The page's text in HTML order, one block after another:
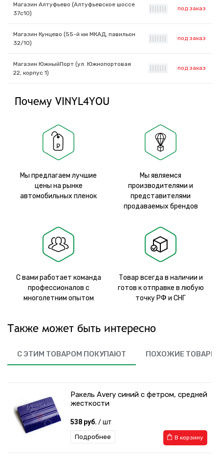
Магазин Алтуфьево (Алтуфьевское шоссе
37с10)
под заказ
Магазин Кунцево (55-й км МКАД, павильон
32/10)
под заказ
Магазин ЮжныйПорт (ул. Южнопортовая
22, корпус 1)
под заказ
Почему VINYL4YOU
Мы предлагаем лучшие
цены на рынке
автомобильных пленок
Мы являемся
производителями и
представителями
продаваемых брендов
С вами работает команда
профессионалов с
многолетним опытом
Товар всегда в наличии и
готов к отправке в любую
точку РФ и СНГ
Также может быть интересно
С ЭТИМ ТОВАРОМ ПОКУПАЮТ ПОХОЖИЕ ТОВАРЫ
Ракель Avery синий с фетром, средней
жесткости
538 руб. / шт
В корзину
Подробнее